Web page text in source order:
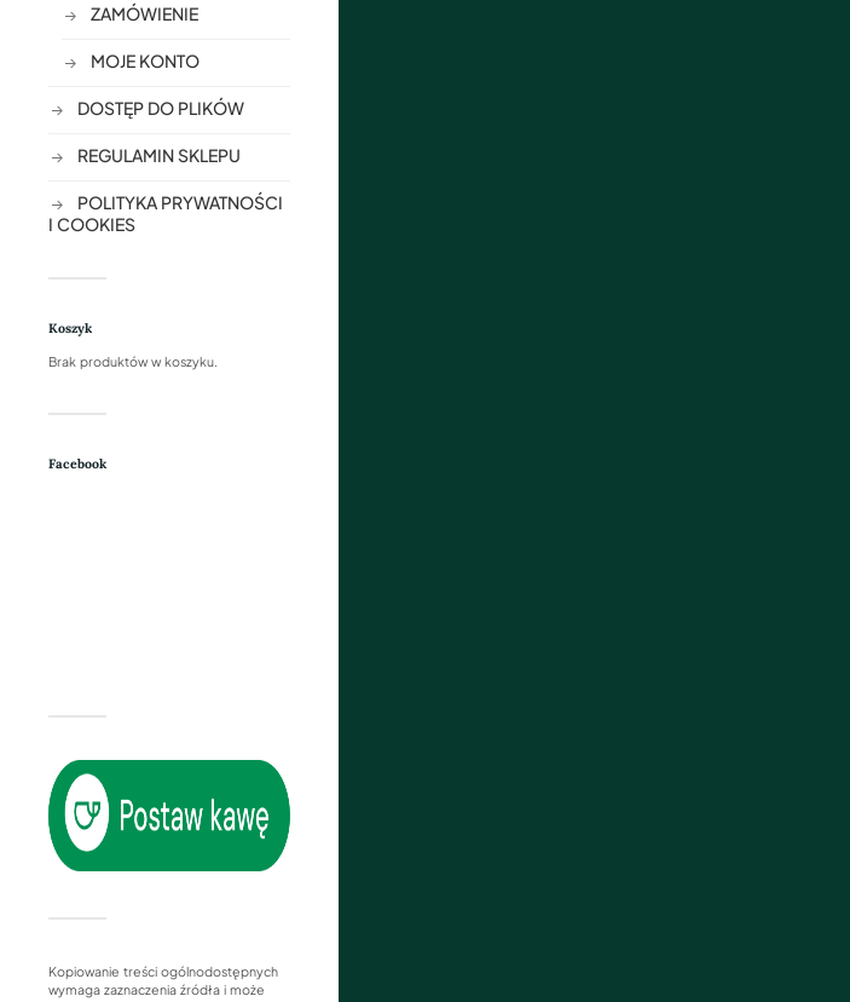
ZAMÓWIENIE
MOJE KONTO
DOSTĘP DO PLIKÓW
REGULAMIN SKLEPU
POLITYKA PRYWATNOŚCI
I COOKIES
Koszyk
Brak produktów w koszyku.
Facebook
Kopiowanie treści ogólnodostępnych
wymaga zaznaczenia źródła i może